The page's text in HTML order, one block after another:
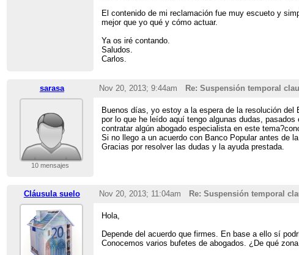
El contenido de mi reclamación fue muy escueto y
mejor que yo qué y cómo actuar.
Ya os iré contando.
Saludos.
Carlos.
sarasa Nov 20, 2013; 9:44am Re: Suspensión temporal
10 mensajes
Buenos días, yo estoy a la espera de la resolución
por lo que he leído aquí tengo algunas dudas,
contratar algún abogado especialista en este
Si no llego a un acuerdo con Banco Popular antes de
Gracias por resolver las dudas y la ayuda prestada.
Cláusula suelo Nov 20, 2013; 11:04am Re: Suspensión temporal
Hola,
Depende del acuerdo que firmes. En base a ello sí
Conocemos varios bufetes de abogados. ¿De qué